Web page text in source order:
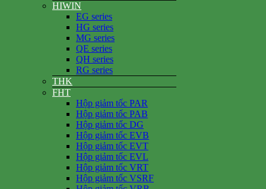
HIWIN
EG series
HG series
MG series
QE series
QH series
RG series
THK
FHT
Hộp giảm tốc PAR
Hộp giảm tốc PAB
Hộp giảm tốc DG
Hộp giảm tốc EVB
Hộp giảm tốc EVT
Hộp giảm tốc EVL
Hộp giảm tốc VRT
Hộp giảm tốc VSRF